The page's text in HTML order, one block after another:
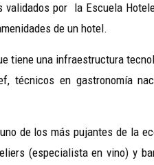
por la Escuela
de un hotel.
tiene una infraestructura
técnicos en gastronomía
de los más pujantes de la
(especialista en vino) y